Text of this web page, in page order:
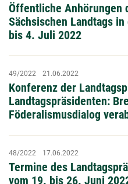
Öffentliche Anhörungen
Sächsischen Landtags
bis 4. Juli 2022
Konferenz der
Landtagspräsidenten:
Föderalismusdialog
49/2022 21.06.2022
Termine des
vom 19. bis 26. Juni
48/2022 17.06.2022